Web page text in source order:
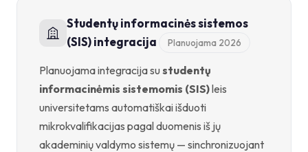
Studentų informacinės sistemos
(SIS) integracija
Planuojama 2026
Planuojama integracija su studentų
informacinėmis sistemomis (SIS)leis
universitetams automatiškai išduoti
mikrokvalifikacijas pagal duomenis iš jų
akademinių valdymo sistemų — sinchronizuojant